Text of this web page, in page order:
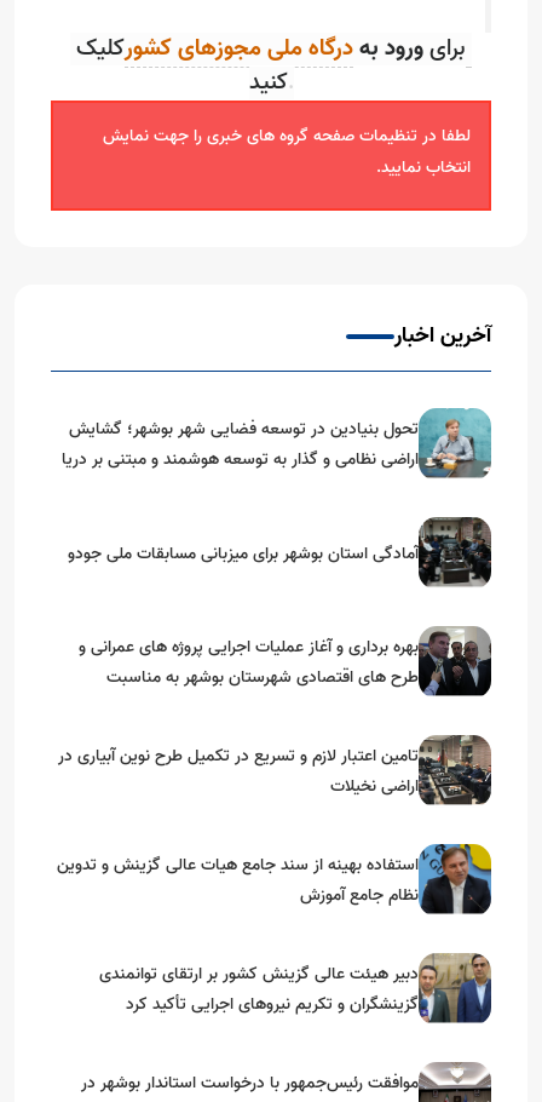
برایورود به
کنید.
لطفا در تنظیمات صفحه گروه های خبری را جهت نمایش
انتخاب نمایید.
آخرین اخبار
تحول بنیادین در توسعه فضایی شهر بوشهر؛ گشایش
اراضی نظامی و گذار به توسعه هوشمند و مبتنی بر دریا
آمادگی استان بوشهر برای میزبانی مسابقات ملی جودو
بهره برداری و آغاز عملیات اجرایی پروژه های عمرانی و
طرح های اقتصادی شهرستان بوشهر به مناسبت
تامین اعتبار لازم و تسریع در تکمیل طرح نوین آبیاری در
اراضی نخیلات
استفاده بهینه از سند جامع هیات عالی گزینش و‌ تدوین
نظام جامع آموزش
دبیر هیئت عالی گزینش کشور بر ارتقای توانمندی
گزینشگران و تکریم نیروهای اجرایی تأکید کرد
موافقت رئیس‌جمهور با درخواست استاندار بوشهر در